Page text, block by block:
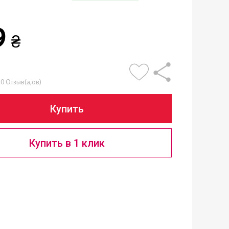
₴
0 Отзыв(а,ов)
Купить
Купить в 1 клик